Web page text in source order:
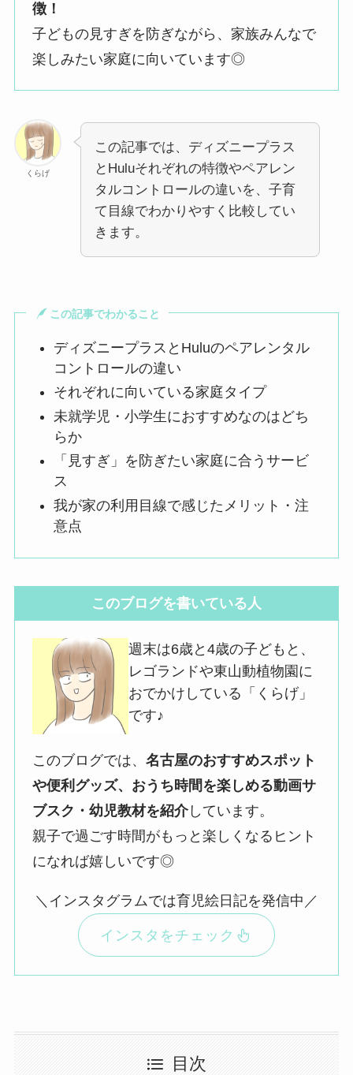
徴！
子どもの見すぎを防ぎながら、家族みんなで
楽しみたい家庭に向いています◎
くらげ
この記事では、ディズニープラス
とHuluそれぞれの特徴やペアレン
タルコントロールの違いを、子育
て目線でわかりやすく比較してい
きます。
この記事でわかること
ディズニープラスとHuluのペアレンタル
コントロールの違い
それぞれに向いている家庭タイプ
未就学児・小学生におすすめなのはどち
らか
「見すぎ」を防ぎたい家庭に合うサービ
ス
我が家の利用目線で感じたメリット・注
意点
このブログを書いている人
週末は6歳と4歳の子どもと、
レゴランドや東山動植物園に
おでかけしている「くらげ」
です♪
このブログでは、名古屋のおすすめスポット
や便利グッズ、おうち時間を楽しめる動画サ
ブスク・幼児教材を紹介しています。
親子で過ごす時間がもっと楽しくなるヒント
になれば嬉しいです◎
＼インスタグラムでは育児絵日記を発信中／
インスタをチェック
目次